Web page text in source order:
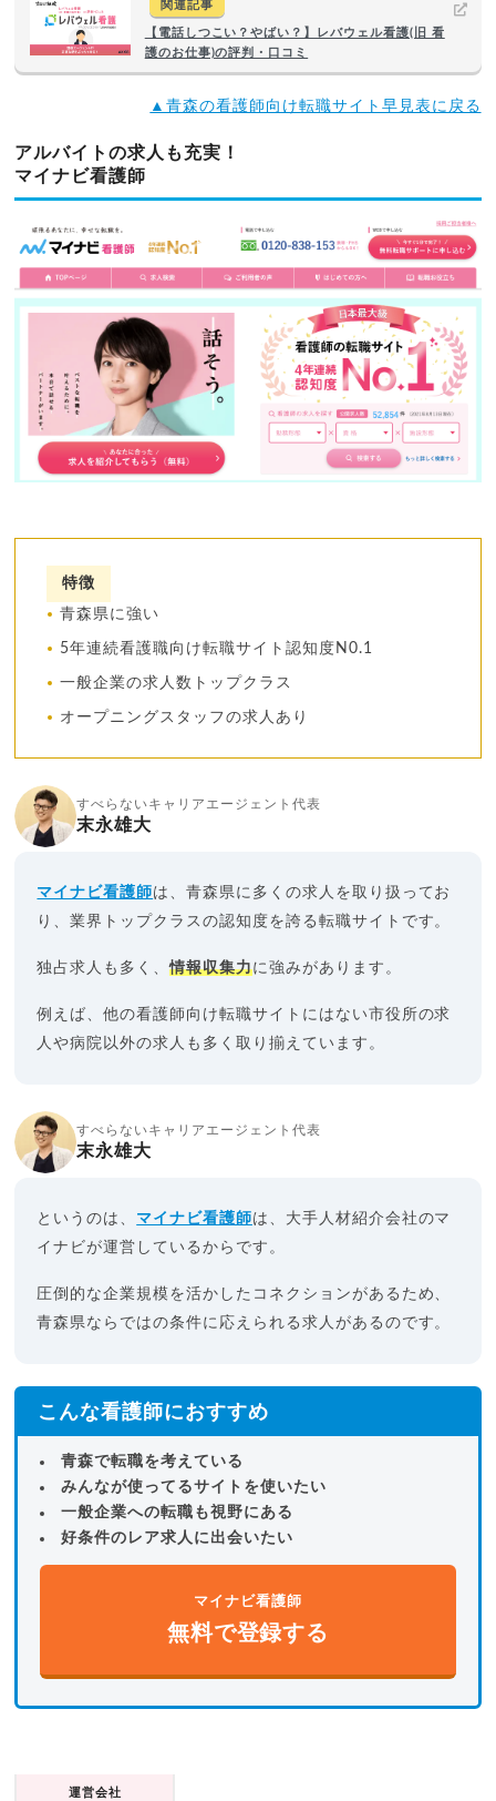
関連記事
【電話しつこい？やばい？】レバウェル看護(旧 看
護のお仕事)の評判・口コミ
▲青森の看護師向け転職サイト早見表に戻る
アルバイトの求人も充実！
マイナビ看護師
特徴
青森県に強い
5年連続看護職向け転職サイト認知度N0.1
一般企業の求人数トップクラス
オープニングスタッフの求人あり
すべらないキャリアエージェント代表
末永雄大
マイナビ看護師は、青森県に多くの求人を取り扱ってお
り、業界トップクラスの認知度を誇る転職サイトです。
独占求人も多く、情報収集力に強みがあります。
例えば、他の看護師向け転職サイトにはない市役所の求
人や病院以外の求人も多く取り揃えています。
すべらないキャリアエージェント代表
末永雄大
というのは、 マイナビ看護師は、大手人材紹介会社のマ
イナビが運営しているからです。
圧倒的な企業規模を活かしたコネクションがあるため、
青森県ならではの条件に応えられる求人があるのです。
こんな看護師におすすめ
青森で転職を考えている
みんなが使ってるサイトを使いたい
一般企業への転職も視野にある
好条件のレア求人に出会いたい
マイナビ看護師
無料で登録する
運営会社